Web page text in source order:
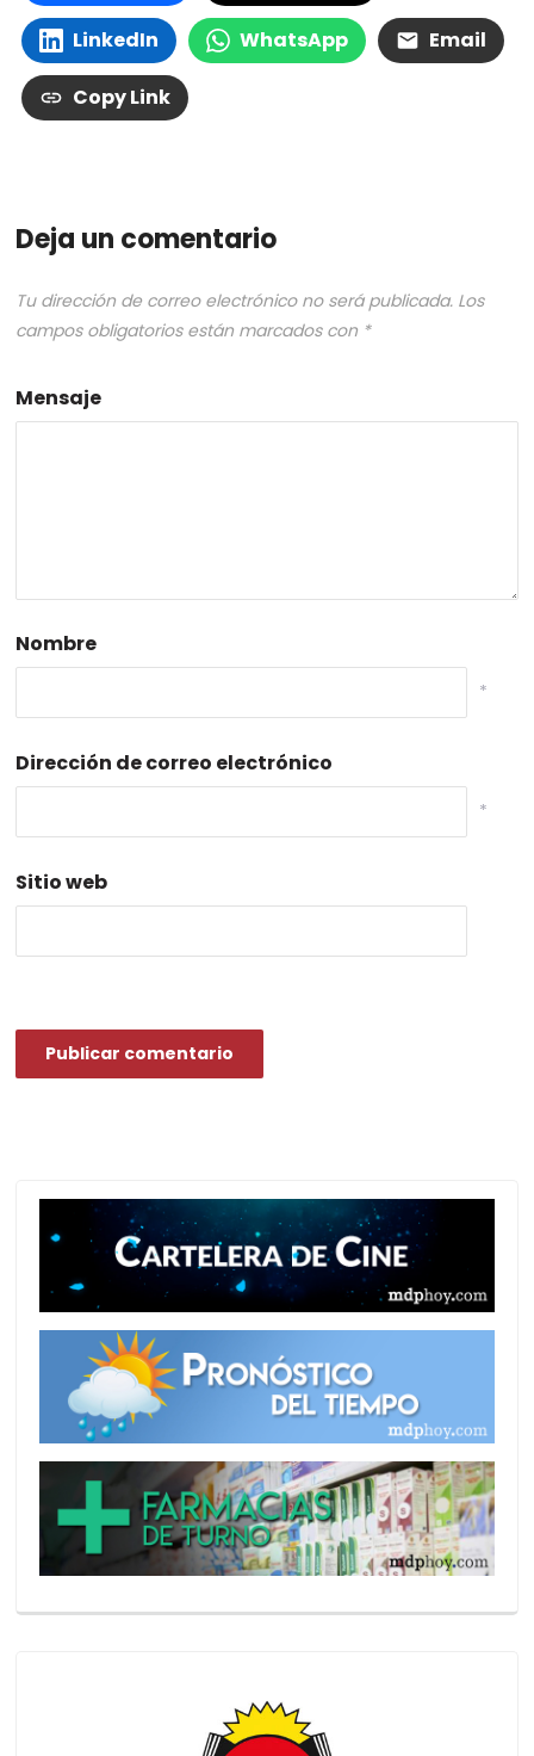
LinkedIn WhatsApp Email
Copy Link
Deja un comentario
Tu dirección de correo electrónico no será publicada. Los
campos obligatorios están marcados con *
Mensaje
Nombre
*
Dirección de correo electrónico
*
Sitio web